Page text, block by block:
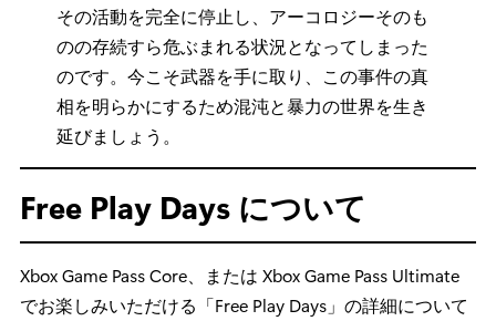
その活動を完全に停止し、アーコロジーそのも
のの存続すら危ぶまれる状況となってしまった
のです。今こそ武器を手に取り、この事件の真
相を明らかにするため混沌と暴力の世界を生き
延びましょう。
Free Play Days について
Xbox Game Pass Core、または Xbox Game Pass Ultimate
でお楽しみいただける「Free Play Days」の詳細について